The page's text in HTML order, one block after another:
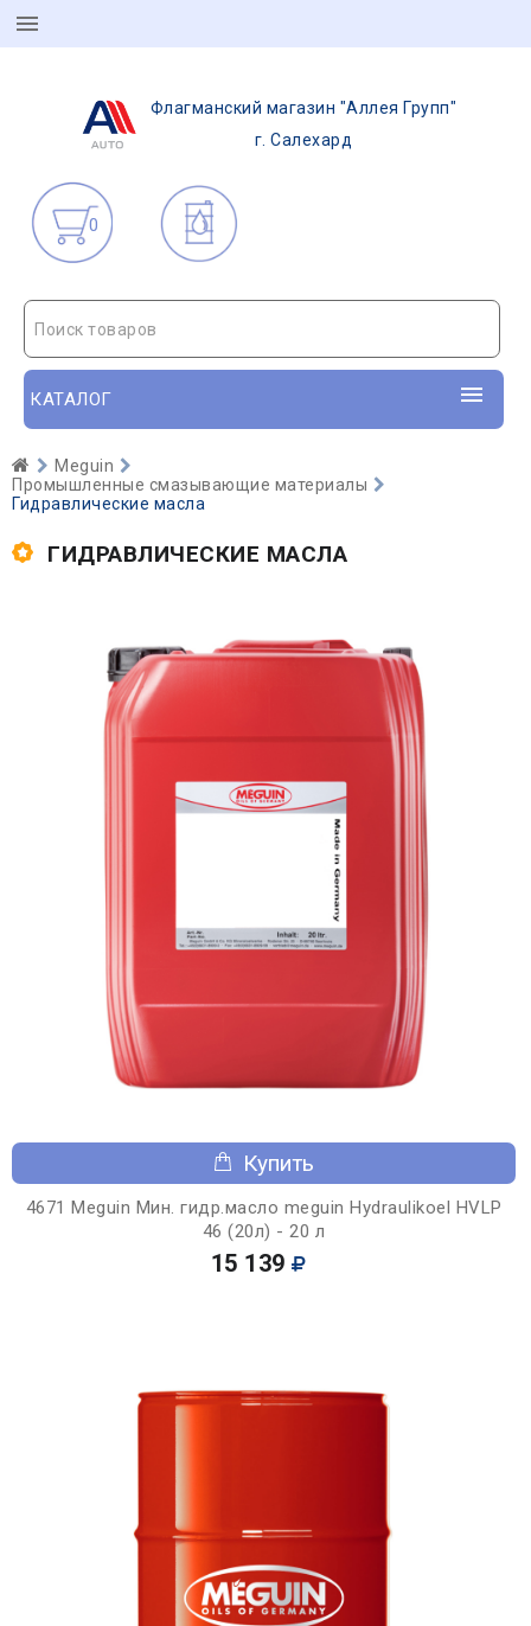
Флагманский магазин "Аллея Групп"
г. Салехард
0
Поиск товаров
КАТАЛОГ
Meguin
Промышленные смазывающие материалы
Гидравлические масла
ГИДРАВЛИЧЕСКИЕ МАСЛА
Купить
4671 Meguin Мин. гидр.масло meguin Hydraulikoel HVLP
46 (20л) - 20 л
15 139